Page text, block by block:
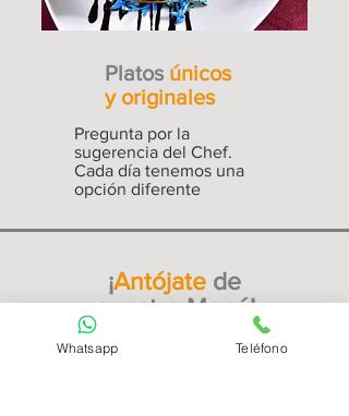
Platos únicos
y originales
Pregunta por la
sugerencia del Chef.
Cada día tenemos una
opción diferente
¡Antójate de
nuestro Menú!
Whatsapp Teléfono